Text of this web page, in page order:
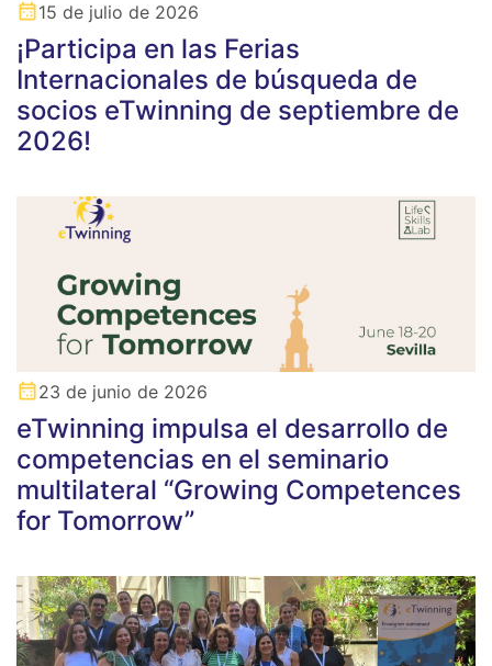
15 de julio de 2026
¡Participa en las Ferias
Internacionales de búsqueda de
socios eTwinning de septiembre de
2026!
23 de junio de 2026
eTwinning impulsa el desarrollo de
competencias en el seminario
multilateral “Growing Competences
for Tomorrow”